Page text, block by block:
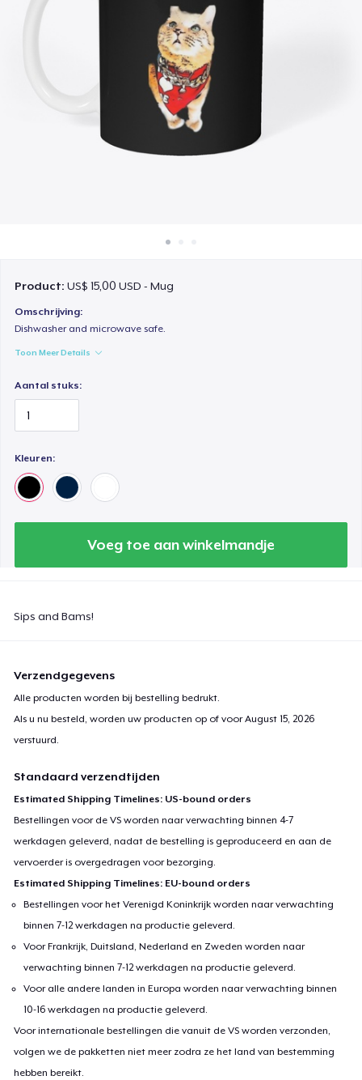
Verkoop overal
Verkoop alles
Product:US$ 15,00 USD - Mug
Omschrijving:
Dishwasher and microwave safe.
Toon Meer Details
Aantal stuks:
Kleuren:
Voeg toe aan winkelmandje
Sips and Bams!
Verzendgegevens
Alle producten worden bij bestelling bedrukt.
Als u nu besteld, worden uw producten op of voorAugust 15, 2026
verstuurd.
Standaard verzendtijden
Estimated Shipping Timelines: US-bound orders
Bestellingen voor de VS worden naar verwachting binnen 4-7
werkdagen geleverd, nadat de bestelling is geproduceerd en aan de
vervoerder is overgedragen voor bezorging.
Estimated Shipping Timelines: EU-bound orders
Bestellingen voor het Verenigd Koninkrijk worden naar verwachting
binnen 7-12 werkdagen na productie geleverd.
Voor Frankrijk, Duitsland, Nederland en Zweden worden naar
verwachting binnen 7-12 werkdagen na productie geleverd.
Voor alle andere landen in Europa worden naar verwachting binnen
10-16 werkdagen na productie geleverd.
Voor internationale bestellingen die vanuit de VS worden verzonden,
volgen we de pakketten niet meer zodra ze het land van bestemming
hebben bereikt.